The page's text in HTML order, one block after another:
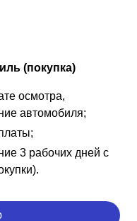
(покупка)
осмотра,
автомобиля;
3 рабочих дней с